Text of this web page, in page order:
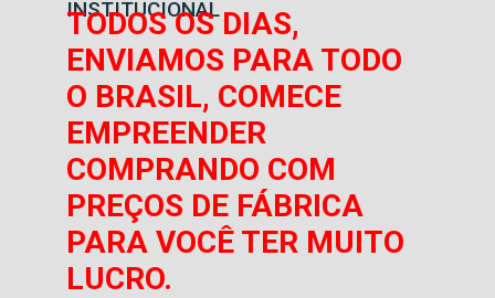
INSTITUCIONAL
TODOS OS DIAS,
ENVIAMOS PARA TODO
O BRASIL, COMECE
EMPREENDER
COMPRANDO COM
PREÇOS DE FÁBRICA
PARA VOCÊ TER MUITO
LUCRO.